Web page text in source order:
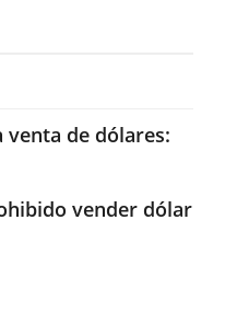
venta de dólares:
vender dólar